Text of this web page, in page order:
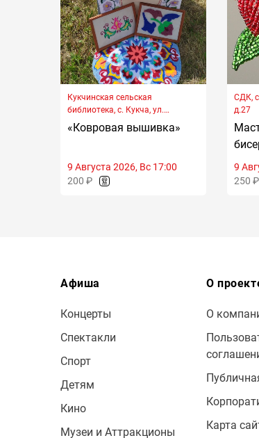
Кукчинская сельская
библиотека, с. Кукча, ул.
Шоссейная, д. 67А
«Ковровая вышивка»
9 Августа 2026, Вс 17:00
200 ₽
СДК,
д.27
9
250 ₽
Афиша
Концерты
Спектакли
Спорт
Детям
Кино
Музеи и Аттракционы
О
О
Карта